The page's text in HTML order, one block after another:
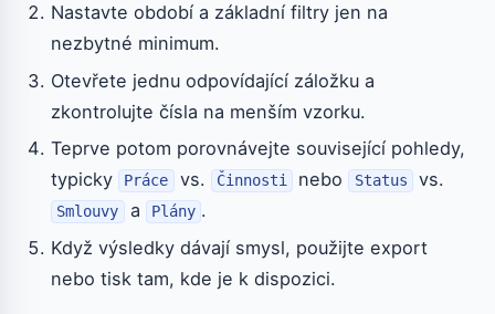
Nastavte období a základní filtry jen na
nezbytné minimum.
Otevřete jednu odpovídající záložku a
zkontrolujte čísla na menším vzorku.
Teprve potom porovnávejte související pohledy,
typicky
Práce vs. Činnosti nebo Status vs.
Smlouvy a Plány .
Když výsledky dávají smysl, použijte export
nebo tisk tam, kde je k dispozici.